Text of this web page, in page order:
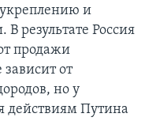
и
результате Россия
продажи
зависит от
но у
действиям Путина